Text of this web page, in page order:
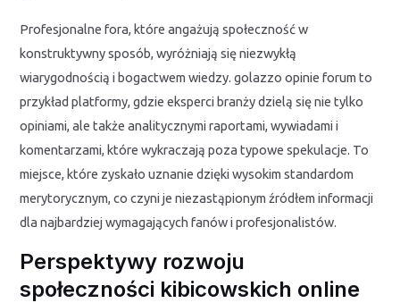
Profesjonalne fora, które angażują społeczność w
konstruktywny sposób, wyróżniają się niezwykłą
wiarygodnością i bogactwem wiedzy. golazzo opinie forum to
przykład platformy, gdzie eksperci branży dzielą się nie tylko
opiniami, ale także analitycznymi raportami, wywiadami i
komentarzami, które wykraczają poza typowe spekulacje. To
miejsce, które zyskało uznanie dzięki wysokim standardom
merytorycznym, co czyni je niezastąpionym źródłem informacji
dla najbardziej wymagających fanów i profesjonalistów.
Perspektywy rozwoju
społeczności kibicowskich online